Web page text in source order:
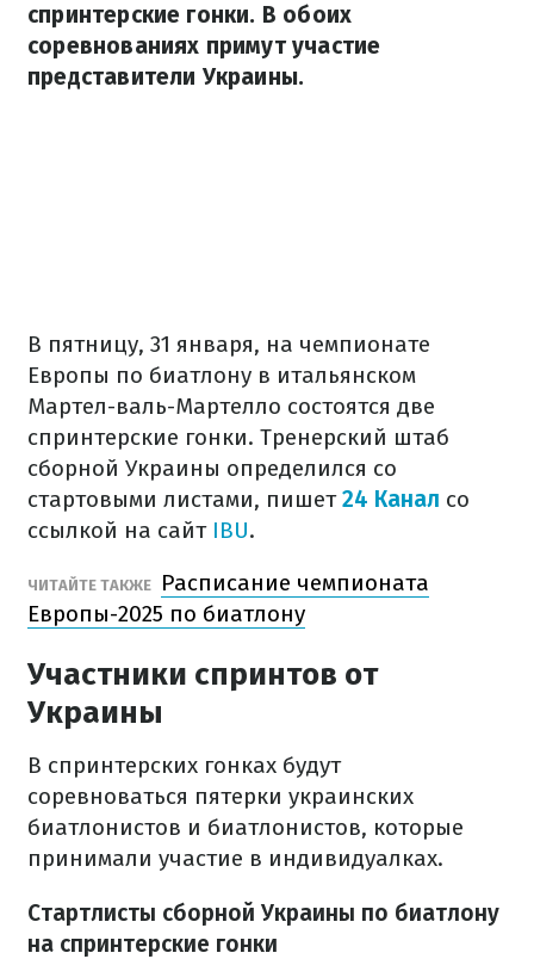
спринтерские гонки. В обоих
соревнованиях примут участие
представители Украины.
В пятницу, 31 января, на чемпионате
Европы по биатлону в итальянском
Мартел-валь-Мартелло состоятся две
спринтерские гонки. Тренерский штаб
сборной Украины определился со
стартовыми листами, пишет24 Канал со
ссылкой на сайт IBU.
ЧИТАЙТЕ ТАКЖЕ
Расписание чемпионата
Европы-2025 по биатлону
Участники спринтов от
Украины
В спринтерских гонках будут
соревноваться пятерки украинских
биатлонистов и биатлонистов, которые
принимали участие в индивидуалках.
Стартлисты сборной Украины по биатлону
на спринтерские гонки